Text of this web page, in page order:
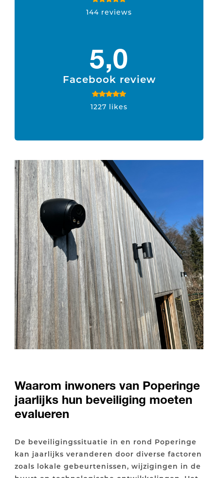
144 reviews
5,0
Facebook review
1227 likes
Waarom inwoners van Poperinge
jaarlijks hun beveiliging moeten
evalueren
De beveiligingssituatie in en rond Poperinge
kan jaarlijks veranderen door diverse factoren
zoals lokale gebeurtenissen, wijzigingen in de